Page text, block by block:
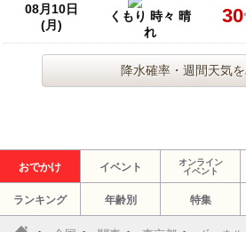
08月10日
(月)
くもり 時々 晴
れ
30
降水確率・週間天気
おでかけ イベント
オンライン
イベント
ランキング 年齢別 特集